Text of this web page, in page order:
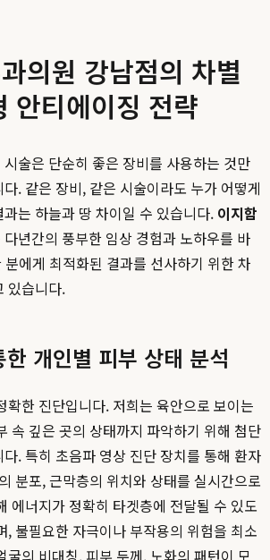
의원 강남점의 차별
안티에이징 전략
술은 단순히 좋은 장비를 사용하는 것만
. 같은 장비, 같은 시술이라도 누가 어떻게
는 하늘과 땅 차이일 수 있습니다. 이지함
다년간의 풍부한 임상 경험과 노하우를 바
에게 최적화된 결과를 선사하기 위한 차
있습니다.
개인별 피부 상태 분석
확한 진단입니다. 저희는 육안으로 보이는
속 깊은 곳의 상태까지 파악하기 위해 첨단
. 특히 초음파 영상 진단 장치를 통해 환자
분포, 근막층의 위치와 상태를 실시간으로
에너지가 정확히 타겟층에 전달될 수 있도
, 불필요한 자극이나 부작용의 위험을 최소